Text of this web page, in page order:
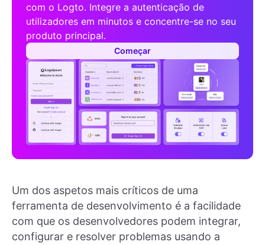
com o Logto. Integre a autenticação de
utilizadores em minutos e concentre-se no seu
produto principal.
Começar
Um dos aspetos mais críticos de uma
ferramenta de desenvolvimento é a facilidade
com que os desenvolvedores podem integrar,
configurar e resolver problemas usando a